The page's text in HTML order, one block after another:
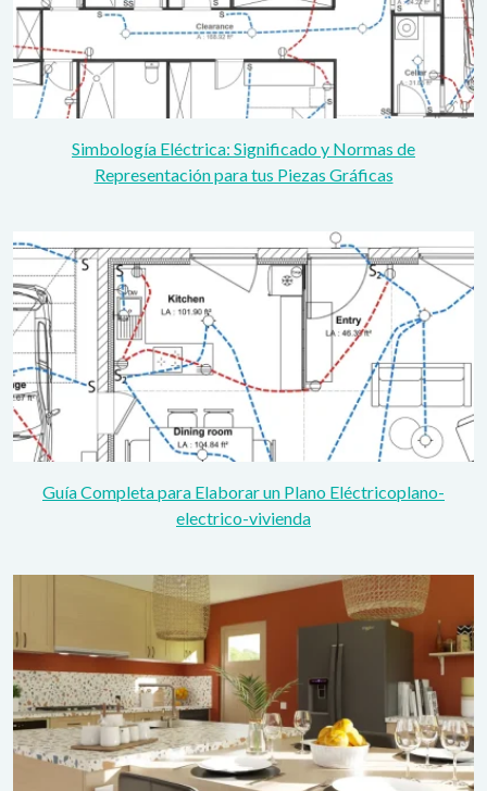
Simbología Eléctrica: Significado y Normas de
Representación para tus Piezas Gráficas
Guía Completa para Elaborar un Plano Eléctricoplano-
electrico-vivienda